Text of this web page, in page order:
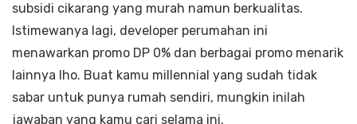
subsidi cikarang yang murah namun berkualitas.
Istimewanya lagi, developer perumahan ini
menawarkan promo DP 0% dan berbagai promo menarik
lainnya lho. Buat kamu millennial yang sudah tidak
sabar untuk punya rumah sendiri, mungkin inilah
jawaban yang kamu cari selama ini.